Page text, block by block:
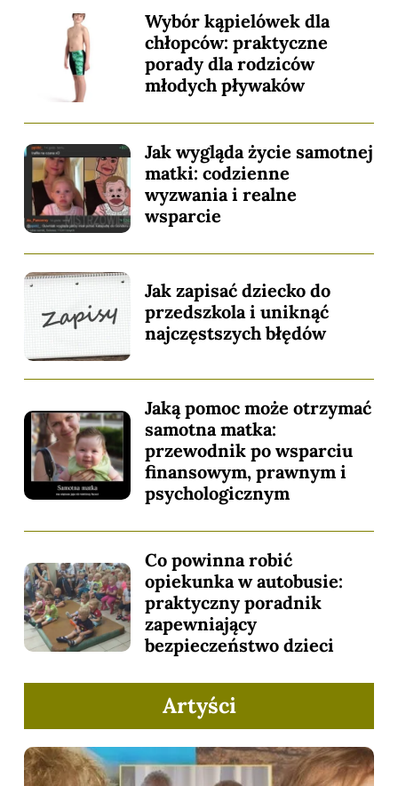
Wybór kąpielówek dla
chłopców: praktyczne
porady dla rodziców
młodych pływaków
Jak wygląda życie samotnej
matki: codzienne
wyzwania i realne
wsparcie
Jak zapisać dziecko do
przedszkola i uniknąć
najczęstszych błędów
Jaką pomoc może otrzymać
samotna matka:
przewodnik po wsparciu
finansowym, prawnym i
psychologicznym
Co powinna robić
opiekunka w autobusie:
praktyczny poradnik
zapewniający
bezpieczeństwo dzieci
Artyści